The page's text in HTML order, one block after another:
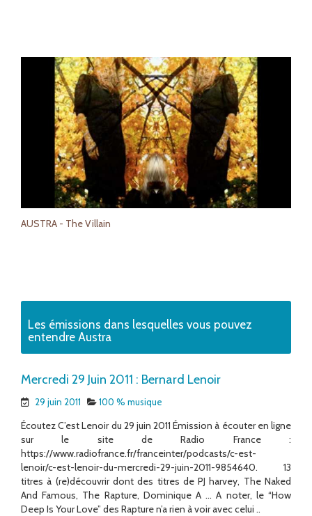
AUSTRA - The Villain
Les émissions dans lesquelles vous pouvez
entendre Austra
Mercredi 29 Juin 2011 : Bernard Lenoir
29 juin 2011 100 % musique
Écoutez C’est Lenoir du 29 juin 2011 Émission à écouter en ligne
sur le site de Radio France :
https://www.radiofrance.fr/franceinter/podcasts/c-est-
lenoir/c-est-lenoir-du-mercredi-29-juin-2011-9854640. 13
titres à (re)découvrir dont des titres de PJ harvey, The Naked
And Famous, The Rapture, Dominique A … A noter, le “How
Deep Is Your Love” des Rapture n’a rien à voir avec celui ..